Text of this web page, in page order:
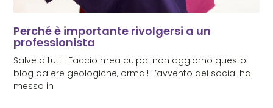
Perché è importante rivolgersi a un
professionista
Salve a tutti! Faccio mea culpa: non aggiorno questo
blog da ere geologiche, ormai! L’avvento dei social ha
messo in